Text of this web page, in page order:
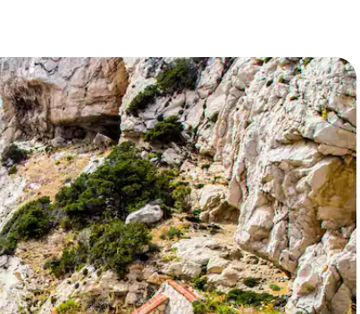
omhoog en omlaag, óf door te tikken of swipen.